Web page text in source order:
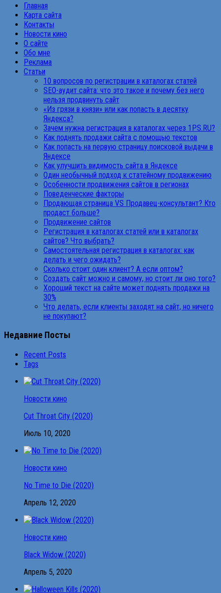
Главная
Карта сайта
Контакты
Новости кино
О сайте
Обо мне
Реклама
Статьи
10 вопросов по регистрации в каталогах статей
SEO-аудит сайта: что это такое и почему без него
нельзя продвинуть сайт
«Из грязи в князи» или как попасть в десятку
Яндекса?
Зачем нужна регистрация в каталогах через 1PS.RU?
Как поднять продажи сайта с помощью текстов
Как попасть на первую страницу поисковой выдачи в
Яндексе
Как улучшить видимость сайта в Яндексе
Один необычный подход к статейному продвижению
Особенности продвижения сайтов в регионах
Поведенческие факторы
Продающая страница VS Продавец-консультант? Кто
продаст больше?
Продвижение сайтов
Регистрация в каталогах статей или в каталогах
сайтов? Что выбрать?
Самостоятельная регистрация в каталогах: как
делать и чего ожидать?
Сколько стоит один клиент? А если оптом?
Создать сайт можно и самому, но стоит ли оно того?
Хороший текст на сайте может поднять продажи на
30%
Что делать, если клиенты заходят на сайт, но ничего
не покупают?
Недавние Посты
Recent Posts
Tags
Новости кино
Cut Throat City (2020)
Июль 10, 2020
Новости кино
No Time to Die (2020)
Апрель 12, 2020
Новости кино
Black Widow (2020)
Апрель 5, 2020